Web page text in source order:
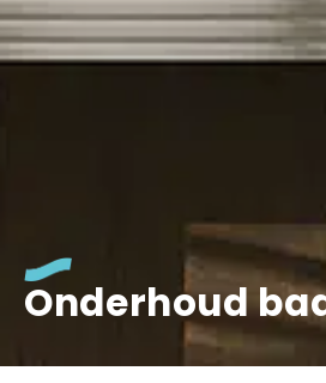
Onderhoud